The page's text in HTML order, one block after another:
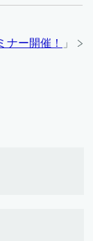
ナー開催！ 」